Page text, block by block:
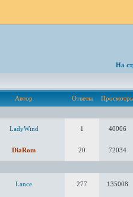
На
Автор Ответы
LadyWind 1 40006
DiaRom 20 72034
Lance 277 135008